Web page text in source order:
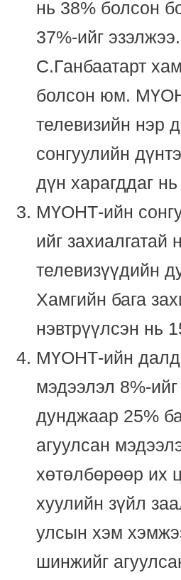
нь 38% болсон
37%-ийг
С.Ганбаатарт
болсон юм.
телевизийн нэр
сонгуулийн
дүн харагддаг
МҮОНТ-ийн
ийг
телевизүүдийн
Хамгийн бага
нэвтрүүлсэн нь
МҮОНТ-ийн далд
мэдээлэл 8%-
дунджаар 25%
агуулсан
хөтөлбөрөөр их
хуулийн зүйл
улсын хэм
шинжийг